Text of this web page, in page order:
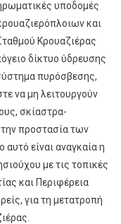
υποδομές
και
Κρουαζιέρας
δίκτυο ύδρευσης
πυρόσβεσης,
να μη λειτουργούν
σκίαστρα-
προστασία των
είναι αναγκαία η
με τις τοπικές
και Περιφέρεια
για τη μετατροπή